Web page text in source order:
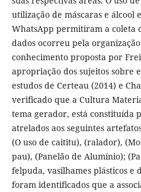
utilização de máscaras e álcool
WhatsApp permitiram a coleta
dados ocorreu pela
conhecimento proposta por
apropriação dos sujeitos sobre
estudos de Certeau (2014) e
verificado que a Cultura
tema gerador, está constituída
atrelados aos seguintes
(O uso de caititu), (ralador),
pau), (Panelão de Alumínio);
felpuda, vasilhames plásticos e
foram identificados que a